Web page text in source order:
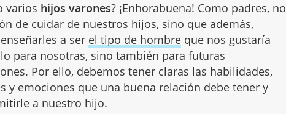
varios hijos varones? ¡Enhorabuena! Como padres, no
de cuidar de nuestros hijos, sino que además,
a ser el tipo de hombre que nos gustaría
para nosotras, sino también para futuras
Por ello, debemos tener claras las habilidades,
y emociones que una buena relación debe tener y
a nuestro hijo.